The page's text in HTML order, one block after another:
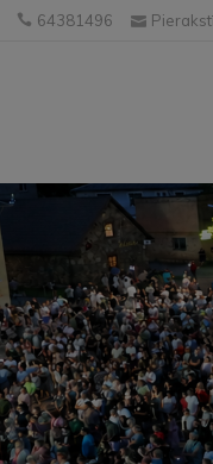
64381496